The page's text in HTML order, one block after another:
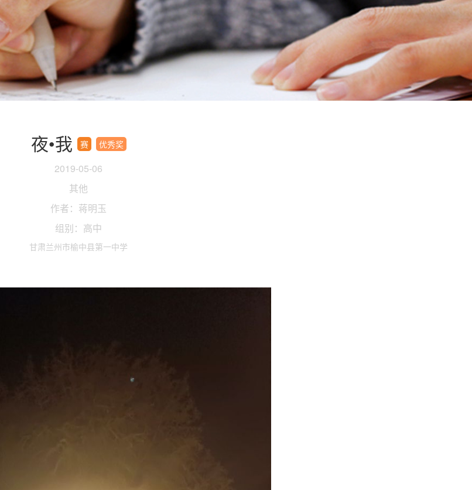
夜•我 赛 优秀奖
2019-05-06
其他
作者：蒋明玉
组别：高中
甘肃兰州市榆中县第一中学